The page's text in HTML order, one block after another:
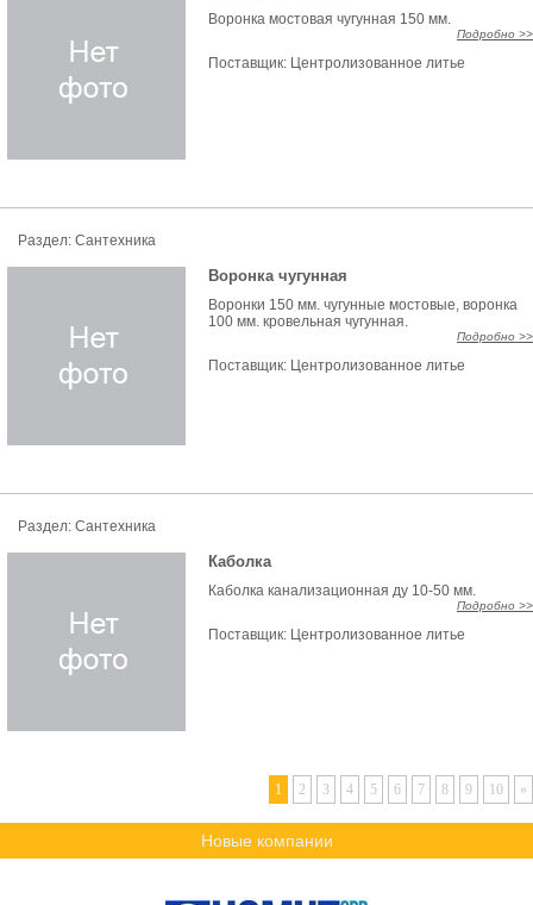
Воронка мостовая чугунная 150 мм.
Подробно >>
Поставщик: Центролизованное литье
Раздел: Сантехника
Воронка чугунная
Воронки 150 мм. чугунные мостовые, воронка
100 мм. кровельная чугунная.
Подробно >>
Поставщик: Центролизованное литье
Раздел: Сантехника
Каболка
Каболка канализационная ду 10-50 мм.
Подробно >>
Поставщик: Центролизованное литье
1 2 3 4 5 6 7 8 9 10 »
Новые компании